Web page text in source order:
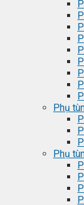
Phụ
Phụ